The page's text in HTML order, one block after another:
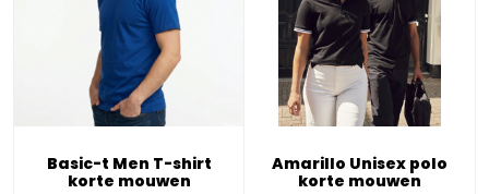
Basic-t Men T-shirt
korte mouwen
Amarillo Unisex polo
korte mouwen